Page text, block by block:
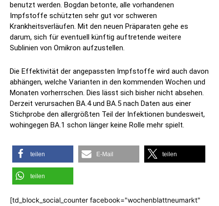
benutzt werden. Bogdan betonte, alle vorhandenen
Impfstoffe schützten sehr gut vor schweren
Krankheitsverläufen. Mit den neuen Präparaten gehe es
darum, sich für eventuell künftig auftretende weitere
Sublinien von Omikron aufzustellen.
Die Effektivität der angepassten Impfstoffe wird auch davon
abhängen, welche Varianten in den kommenden Wochen und
Monaten vorherrschen. Dies lässt sich bisher nicht absehen.
Derzeit verursachen BA.4 und BA.5 nach Daten aus einer
Stichprobe den allergrößten Teil der Infektionen bundesweit,
wohingegen BA.1 schon länger keine Rolle mehr spielt.
teilen E-Mail teilen
teilen
[td_block_social_counter facebook="wochenblattneumarkt"